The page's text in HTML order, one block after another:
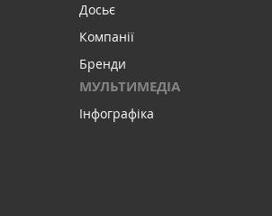
Досьє
Компанії
Бренди
МУЛЬТИМЕДІА
Інфографіка